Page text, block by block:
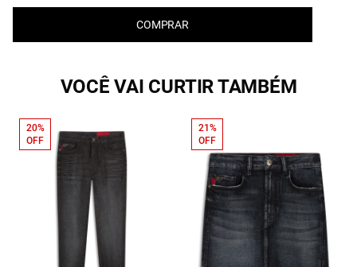
COMPRAR
VOCÊ VAI CURTIR TAMBÉM
20%
OFF
21%
OFF